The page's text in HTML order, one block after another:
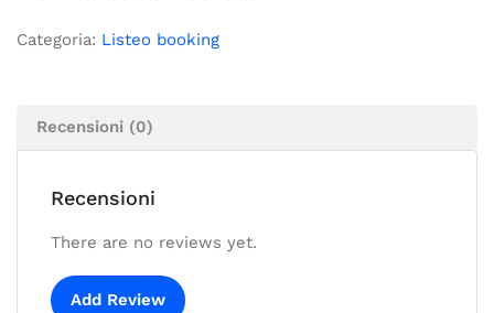
Categoria: Listeo booking
Recensioni (0)
Recensioni
There are no reviews yet.
Add Review